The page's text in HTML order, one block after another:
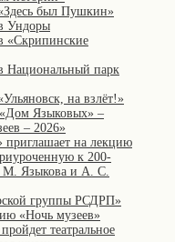
был Пушкин»
Ундоры
«Скрипинские
Национальный парк
на взлёт!»
Языковых» –
– 2026»
приглашает на лекцию
к 200-
М. Языкова и А. С.
группы РСДРП»
«Ночь музеев»
театральное